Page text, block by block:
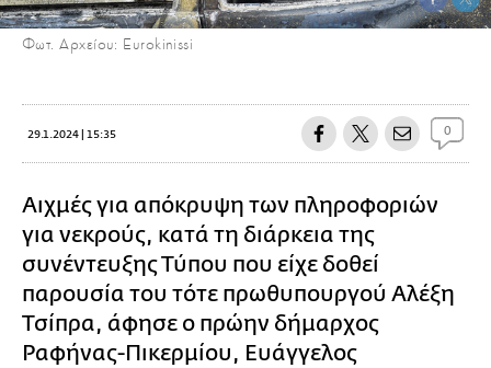
Φωτ. Αρχείου: Eurokinissi
29.1.2024 | 15:35 0
Αιχμές για απόκρυψη των πληροφοριών
για νεκρούς, κατά τη διάρκεια της
συνέντευξης Τύπου που είχε δοθεί
παρουσία του τότε πρωθυπουργού Αλέξη
Τσίπρα, άφησε ο πρώην δήμαρχος
Ραφήνας-Πικερμίου, Ευάγγελος